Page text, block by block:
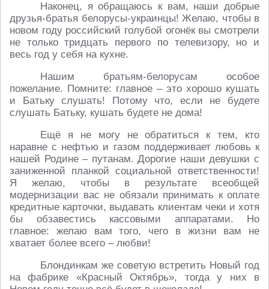
Наконец, я обращаюсь к вам, наши добрые
друзья-братья белорусы-украинцы! Желаю, чтобы в
новом году российский голубой огонёк вы смотрели
не только тридцать первого по телевизору, но и
весь год у себя на кухне.
Нашим братьям-белорусам особое
пожелание. Помните: главное – это хорошо кушать
и Батьку слушать! Потому что, если не будете
слушать Батьку, кушать будете не дома!
Ещё я не могу не обратиться к тем, кто
наравне с нефтью и газом поддерживает любовь к
нашей Родине – путанам. Дорогие наши девушки с
заниженной планкой социальной ответственности!
Я желаю, чтобы в результате всеобщей
модернизации вас не обязали принимать к оплате
кредитные карточки, выдавать клиентам чеки и хотя
бы обзавестись кассовыми аппаратами. Но
главное: желаю вам того, чего в жизни вам не
хватает более всего – любви!
Блондинкам же советую встретить Новый год
на фабрике «Красный Октябрь», тогда у них в